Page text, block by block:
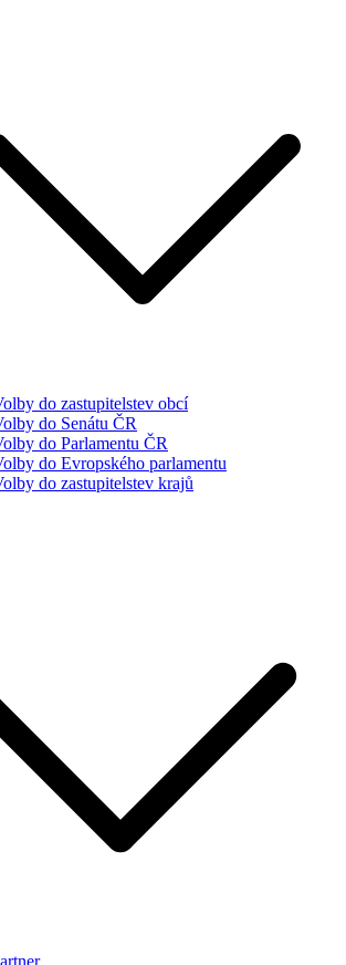
do zastupitelstev obcí
do Senátu ČR
do Parlamentu ČR
do Evropského parlamentu
do zastupitelstev krajů